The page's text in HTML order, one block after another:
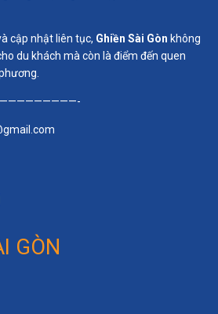
cập nhật liên tục, Ghiền Sài Gòn không
du khách mà còn là điểm đến quen
GÒN